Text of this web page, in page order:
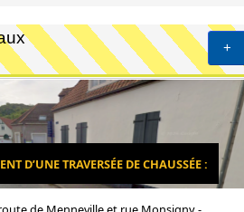
+
D’UNE TRAVERSÉE DE CHAUSSÉE :